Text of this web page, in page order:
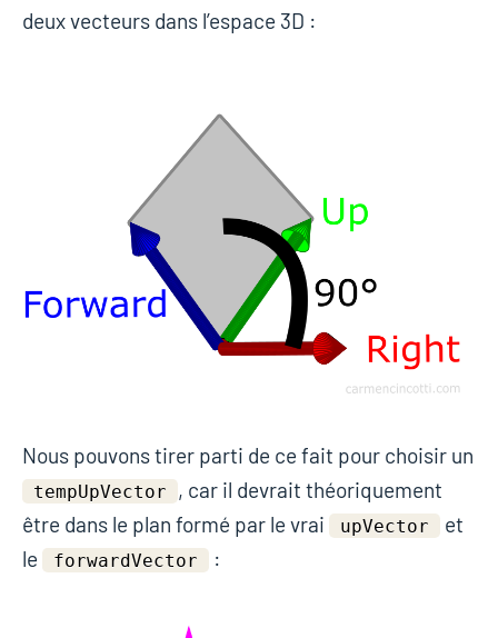
deux vecteurs dans l’espace 3D :
Nous pouvons tirer parti de ce fait pour choisir un
tempUpVector
, car il devrait théoriquement
être dans le plan formé par le vrai
upVector
et
le
forwardVector :